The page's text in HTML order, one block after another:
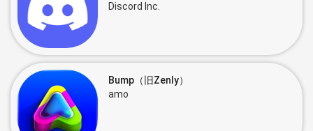
Discord Inc.
Bump（旧Zenly）
amo